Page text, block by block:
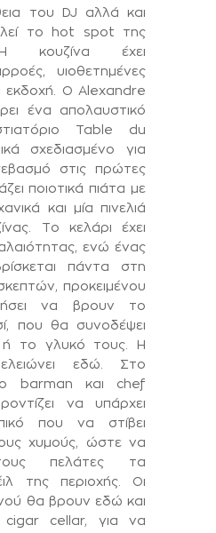
του DJ αλλά και
το hot spot της
κουζίνα έχει
υιοθετημένες
εκδοχή. Ο Alexandre
ένα απολαυστικό
Table du
σχεδιασμένο για
στις πρώτες
ποιοτικά πιάτα με
και μία πινελιά
Το κελάρι έχει
ενώ ένας
πάντα στη
προκειμένου
να βρουν το
που θα συνοδέψει
το γλυκό τους. Η
εδώ. Στο
ο barman και chef
να υπάρχει
που να στίβει
χυμούς, ώστε να
πελάτες τα
της περιοχής. Οι
θα βρουν εδώ και
cigar cellar, για να